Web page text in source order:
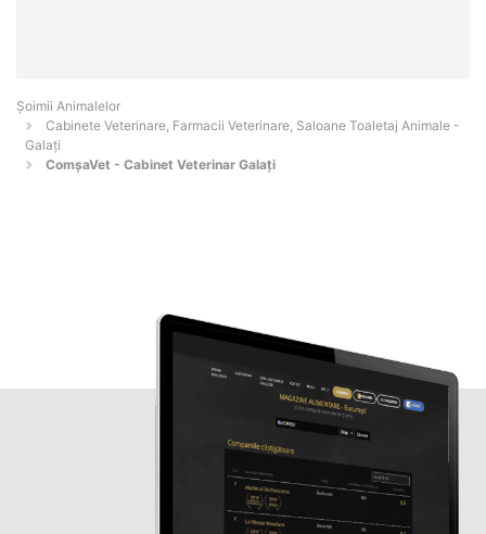
Şoimii Animalelor
Cabinete Veterinare, Farmacii Veterinare, Saloane Toaletaj Animale -
Galaţi
ComșaVet - Cabinet Veterinar Galați